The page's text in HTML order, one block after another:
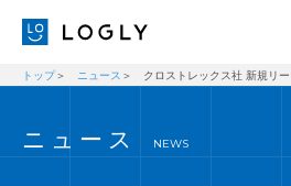
経営理念
トップ ニュース クロストレックス社 新規リ
ニュース NEWS